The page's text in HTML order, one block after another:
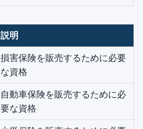
説明
損害保険を販売するために必要
な資格
自動車保険を販売するために必
要な資格